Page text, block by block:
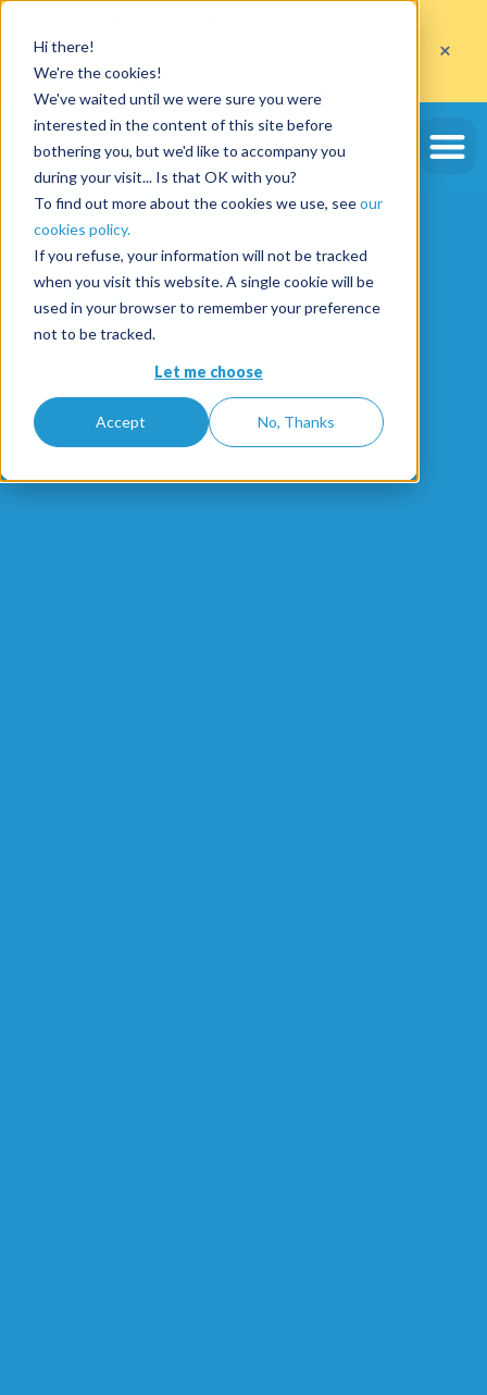
Hi there!
We're the cookies!
We've waited until we were sure you were
interested in the content of this site before
bothering you, but we'd like to accompany you
during your visit... Is that OK with you?
To find out more about the cookies we use, seeour
cookies policy.
If you refuse, your information will not be tracked
when you visit this website. A single cookie will be
used in your browser to remember your preference
not to be tracked.
Let me choose
Accept No, Thanks
al abrir una cuenta con el código
hasta el 30/09/2026*
Aprovechar la oferta
×